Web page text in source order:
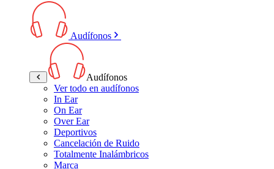
Audífonos
Audífonos
Ver todo en audífonos
In Ear
On Ear
Over Ear
Deportivos
Cancelación de Ruido
Totalmente Inalámbricos
Marca